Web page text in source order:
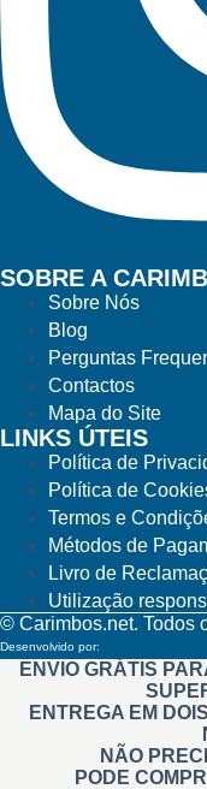
SOBRE A
Sobre Nós
Blog
Perguntas
Contactos
Mapa do Site
LINKS ÚTEIS
Política de
Política de
Termos e
Métodos de
Livro de
Utilização
© Carimbos.net. Todos
Desenvolvido por:
ENVIO GRÁTIS
ENTREGA EM
NÃO
PODE